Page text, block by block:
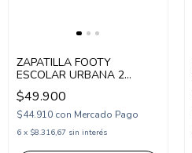
ZAPATILLA FOOTY
ESCOLAR URBANA 2
ABROJOS 26-39 BLANCO
AZUL (SCH69/1BAZ)
$49.900
$44.910 con Mercado Pago
6 x $8.316,67 sin interés